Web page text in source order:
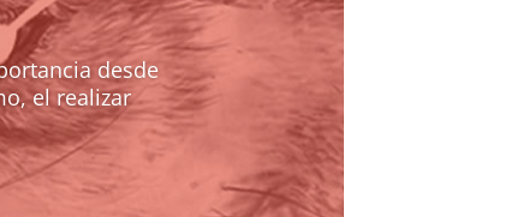
desde
el realizar